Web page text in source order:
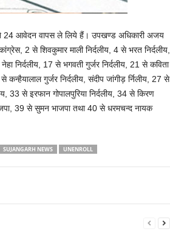
24 आवेदन वापस ले लिये हैं। उपखण्ड अधिकारी अजय
2 से शिवकुमार माली निर्दलीय, 4 से भरत निर्दलीय,
निर्दलीय, 17 से भगवती गुर्जर निर्दलीय, 21 से कविता
गुर्जर निर्दलीय, संदीप जांगीड़ र्निलीय, 27 से
से इरफान गोपालपुरिया निर्दलीय, 34 से किरण
39 से सुमन भाजपा तथा 40 से धरमचन्द नायक
SUJANGARH NEWS UNENROLL